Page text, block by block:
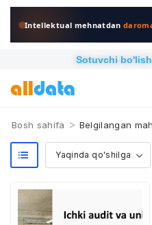
Intellektual mehnatdan
Sotuvchi bo'lish
Bosh sahifa > Belgilangan